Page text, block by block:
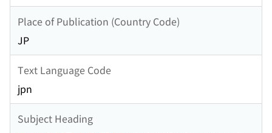
Place of Publication (Country Code)
JP
Text Language Code
jpn
Subject Heading